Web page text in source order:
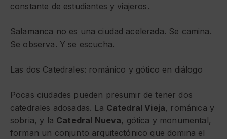
constante de estudiantes y viajeros.
Salamanca no es una ciudad acelerada. Se camina.
Se observa. Y se escucha.
Las dos Catedrales: románico y gótico en diálogo
Pocas ciudades pueden presumir de tener dos
catedrales adosadas. La Catedral Vieja, románica y
sobria, y la Catedral Nueva, gótica y monumental,
forman un conjunto arquitectónico que domina el